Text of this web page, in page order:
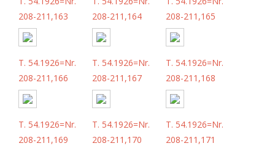
208-211,163
208-211,164
208-211,165
T. 54.1926=Nr.
208-211,166
T. 54.1926=Nr.
208-211,167
T. 54.1926=Nr.
208-211,168
T. 54.1926=Nr.
208-211,169
T. 54.1926=Nr.
208-211,170
T. 54.1926=Nr.
208-211,171